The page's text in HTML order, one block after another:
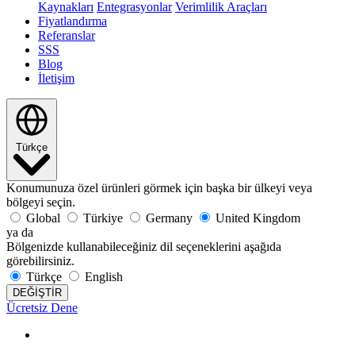
Kaynakları Entegrasyonlar Verimlilik Araçları
Fiyatlandırma
Referanslar
SSS
Blog
İletişim
Türkçe
Konumunuza özel ürünleri görmek için başka bir ülkeyi veya
bölgeyi seçin.
Global
Türkiye Germany
United Kingdom
ya da
Bölgenizde kullanabileceğiniz dil seçeneklerini aşağıda
görebilirsiniz.
Türkçe
English
DEĞİŞTİR
Ücretsiz Dene